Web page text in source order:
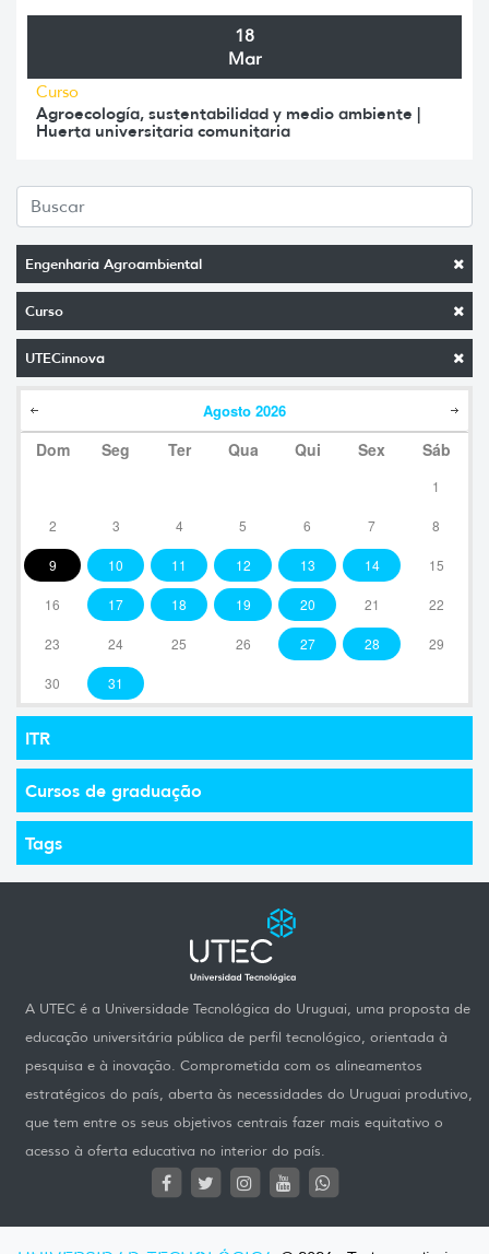
Engenharia Agroambiental
Curso
UTECinnova
Agosto 2026
Dom Seg Ter Qua Qui Sex Sáb
1
2 3 4 5 6 7 8
9 10 11 12 13 14 15
16 17 18 19 20 21 22
23 24 25 26 27 28 29
30 31
ITR
Cursos de graduação
Tags
18
Mar
Curso
Agroecología, sustentabilidad y medio ambiente |
Huerta universitaria comunitaria
A UTEC é a Universidade Tecnológica do Uruguai, uma proposta de
educação universitária pública de perfil tecnológico, orientada à
pesquisa e à inovação. Comprometida com os alineamentos
estratégicos do país, aberta às necessidades do Uruguai produtivo,
que tem entre os seus objetivos centrais fazer mais equitativo o
acesso à oferta educativa no interior do país.